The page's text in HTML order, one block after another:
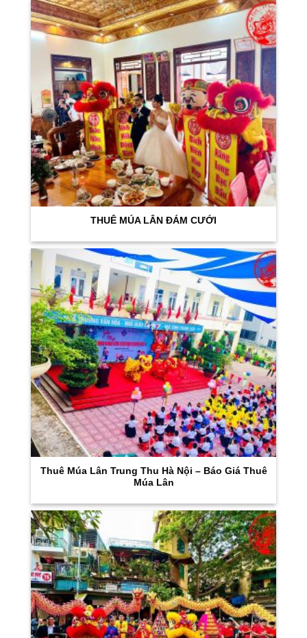
THUÊ MÚA LÂN ĐÁM CƯỚI
Thuê Múa Lân Trung Thu Hà Nội – Báo Giá Thuê
Múa Lân